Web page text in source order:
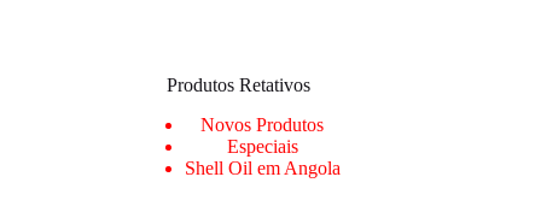
Produtos Retativos
Novos Produtos
Especiais
Shell Oil em Angola